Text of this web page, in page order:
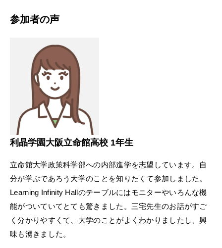
参加者の声
利晶学園大阪立命館高校 1年生
立命館大学政策科学部への内部進学を志望しています。自
分が学ぶであろう大学のことを知りたくて参加しました。
Learning Infinity Hallのテーブルにはモニターやいろんな機
能がついていてとても驚きました。三宅先生のお話がすご
く分かりやすくて、大学のことがよくわかりましたし、興
味も湧きました。